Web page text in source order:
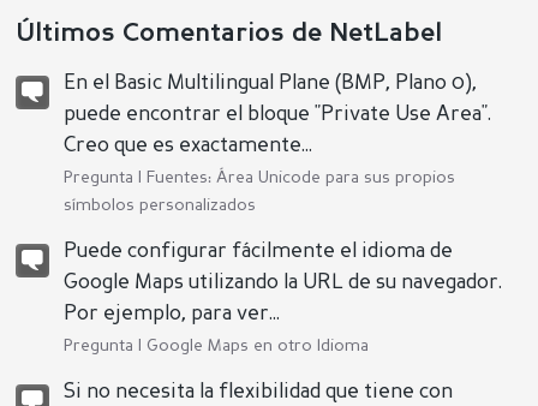
Últimos Comentarios de NetLabel
En el Basic Multilingual Plane (BMP, Plano 0),
puede encontrar el bloque "Private Use Area".
Creo que es exactamente...
Pregunta |
Fuentes: Área Unicode para sus propios
símbolos personalizados
Puede configurar fácilmente el idioma de
Google Maps utilizando la URL de su navegador.
Por ejemplo, para ver...
Pregunta | Google Maps en otro Idioma
Si no necesita la flexibilidad que tiene con